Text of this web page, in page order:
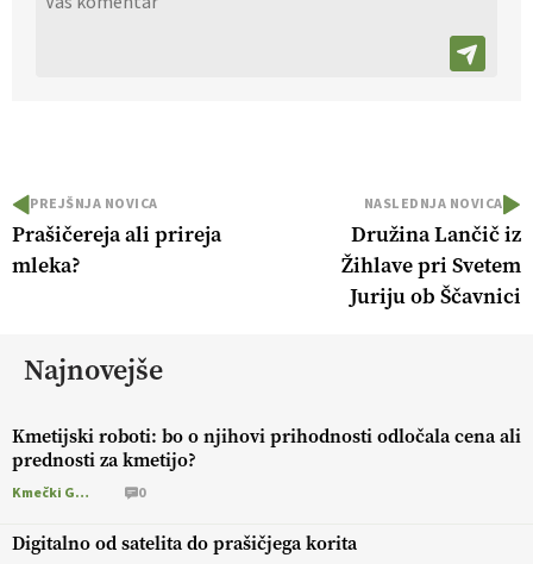
PREJŠNJA NOVICA
Prašičereja ali prireja
mleka?
NASLEDNJA NOVICA
Družina Lančič iz
Žihlave pri Svetem
Juriju ob Ščavnici
Najnovejše
Kmetijski roboti: bo o njihovi prihodnosti odločala cena ali
prednosti za kmetijo?
Kmečki Glas 0
Digitalno od satelita do prašičjega korita